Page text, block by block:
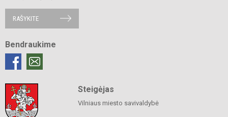
RAŠYKITE
Bendraukime
Steigėjas
Vilniaus miesto savivaldybė